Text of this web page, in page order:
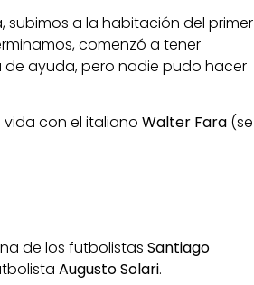
subimos a la habitación del primer
comenzó a tener
de ayuda, pero nadie pudo hacer
con el italiano Walter Fara (se
de los futbolistas Santiago
Augusto Solari.